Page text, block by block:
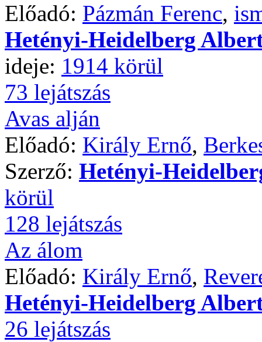
Előadó: Pázmán Ferenc,
Hetényi-Heidelberg
ideje: 1914 körül
73 lejátszás
Avas alján
Előadó: Király Ernő,
Szerző: Hetényi-
körül
128 lejátszás
Az álom
Előadó: Király Ernő,
Hetényi-Heidelberg
26 lejátszás